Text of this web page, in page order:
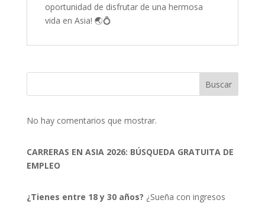
oportunidad de disfrutar de una hermosa
vida en Asia! 🌏💍
Buscar
No hay comentarios que mostrar.
CARRERAS EN ASIA 2026: BÚSQUEDA GRATUITA DE
EMPLEO
¿Tienes entre 18 y 30 años? ¿Sueña con ingresos